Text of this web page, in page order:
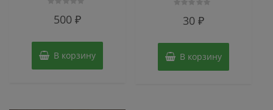
500₽
В корзину
30 ₽
В корзину